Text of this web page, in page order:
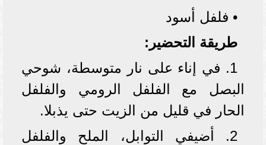
• فلفل أسود
طريقة التحضير:
1. في إناء على نار متوسطة، شوحي
البصل مع الفلفل الرومي والفلفل
الحار في قليل من الزيت حتى يذبلا.
2. أضيفي التوابل، الملح والفلفل